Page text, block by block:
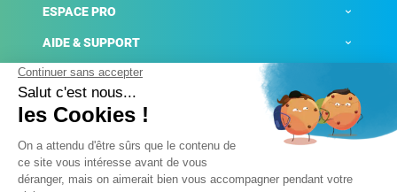
ESPACE PRO
AIDE & SUPPORT
ACTUALITÉS
Mentions légales